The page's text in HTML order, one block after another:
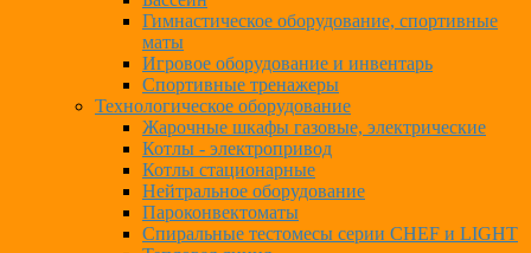
Гимнастическое оборудование, спортивные
маты
Игровое оборудование и инвентарь
Спортивные тренажеры
Технологическое оборудование
Жарочные шкафы газовые, электрические
Котлы - электропривод
Котлы стационарные
Нейтральное оборудование
Пароконвектоматы
Спиральные тестомесы серии CHEF и LIGHT